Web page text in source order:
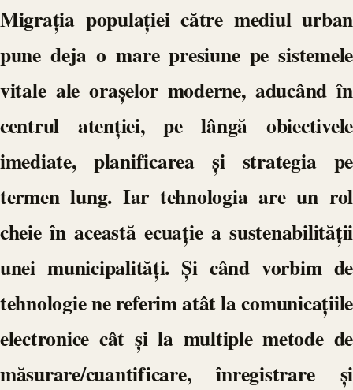
Migrația populației către mediul urban
pune deja o mare presiune pe sistemele
vitale ale orașelor moderne, aducând în
centrul atenției, pe lângă obiectivele
imediate, planificarea și strategia pe
termen lung. Iar tehnologia are un rol
cheie în această ecuație a sustenabilității
unei municipalități. Și când vorbim de
tehnologie ne referim atât la comunicațiile
electronice cât și la multiple metode de
măsurare/cuantificare, înregistrare și